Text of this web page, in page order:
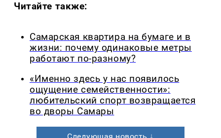
Читайте также:
Самарская квартира на бумаге и в
жизни: почему одинаковые метры
работают по-разному?
«Именно здесь у нас появилось
ощущение семейственности»:
любительский спорт возвращается
во дворы Самары